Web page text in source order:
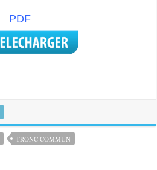
PDF
TRONC COMMUN